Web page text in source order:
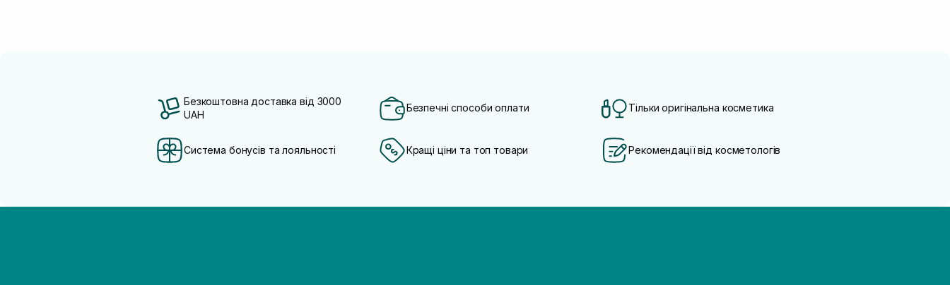
Безкоштовна доставка від 3000
UAH
Безпечні способи оплати Тільки оригінальна косметика
Система бонусів та лояльності Кращі ціни та топ товари Рекомендації від косметологів